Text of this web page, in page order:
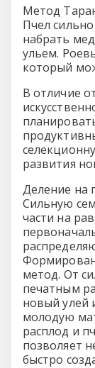
Метод
Пчел
набрать
ульем.
который
В отличие
развития
Деление на
Сильную
части на
метод. От
печатным
новый улей
молодую
расплод и
позволяет
быстро